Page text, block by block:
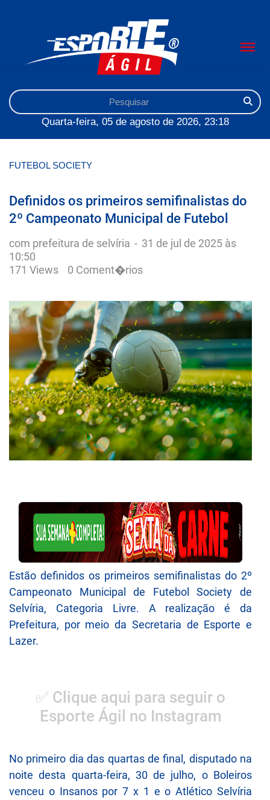
Quarta-feira, 05 de agosto de 2026, 23:18
FUTEBOL SOCIETY
Definidos os primeiros semifinalistas do
2º Campeonato Municipal de Futebol
com prefeitura de selvíria - 31 de jul de 2025 às
10:50
171 Views
0 Coment�rios
Estão definidos os primeiros semifinalistas do 2º
Campeonato Municipal de Futebol Society de
Selvíria, Categoria Livre. A realização é da
Prefeitura, por meio da Secretaria de Esporte e
Lazer.
✅ Clique aqui para seguir o
Esporte Ágil no Instagram
No primeiro dia das quartas de final, disputado na
noite desta quarta-feira, 30 de julho, o Boleiros
venceu o Insanos por 7 x 1 e o Atlético Selvíria